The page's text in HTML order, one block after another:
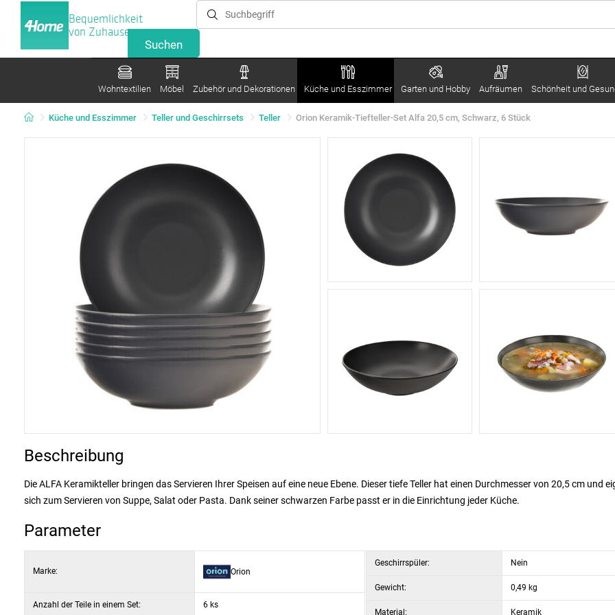
Bequemlichkeit
von Zuhause
Wohntextilien Möbel Zubehör und Dekorationen Küche und Esszimmer Garten und Hobby Aufräumen Schönheit und
Küche und Esszimmer Teller und Geschirrsets Teller Orion Keramik-Tiefteller-Set Alfa 20,5 cm, Schwarz, 6 Stück
Beschreibung
Die ALFA Keramikteller bringen das Servieren Ihrer Speisen auf eine neue Ebene. Dieser tiefe Teller hat einen Durchmesser von 20,5 cm und
sich zum Servieren von Suppe, Salat oder Pasta. Dank seiner schwarzen Farbe passt er in die Einrichtung jeder Küche.
Parameter
Marke: Orion
Anzahl der Teile in einem Set: 6 ks
Geschirrspüler: Nein
Gewicht: 0,49 kg
Material: Keramik